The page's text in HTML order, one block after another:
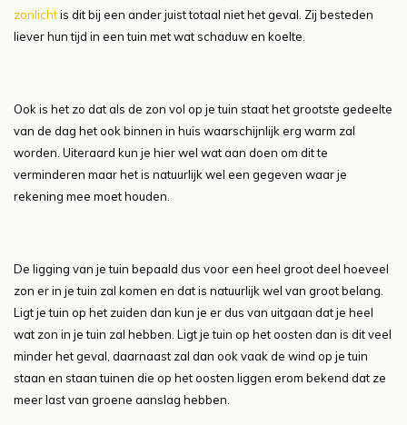
zonlichtis dit bij een ander juist totaal niet het geval. Zij besteden
liever hun tijd in een tuin met wat schaduw en koelte.
Ook is het zo dat als de zon vol op je tuin staat het grootste gedeelte
van de dag het ook binnen in huis waarschijnlijk erg warm zal
worden. Uiteraard kun je hier wel wat aan doen om dit te
verminderen maar het is natuurlijk wel een gegeven waar je
rekening mee moet houden.
De ligging van je tuin bepaald dus voor een heel groot deel hoeveel
zon er in je tuin zal komen en dat is natuurlijk wel van groot belang.
Ligt je tuin op het zuiden dan kun je er dus van uitgaan dat je heel
wat zon in je tuin zal hebben. Ligt je tuin op het oosten dan is dit veel
minder het geval, daarnaast zal dan ook vaak de wind op je tuin
staan en staan tuinen die op het oosten liggen erom bekend dat ze
meer last van groene aanslag hebben.